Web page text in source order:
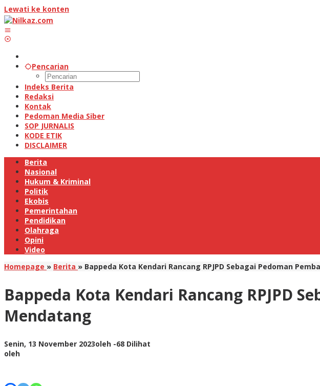
Lewati ke konten
Pencarian
Indeks Berita
Redaksi
Kontak
Pedoman Media Siber
SOP JURNALIS
KODE ETIK
DISCLAIMER
Berita
Nasional
Hukum & Kriminal
Politik
Ekobis
Pemerintahan
Pendidikan
Olahraga
Opini
Video
Homepage » Berita » Bappeda Kota Kendari Rancang RPJPD Sebagai Pedoman
Bappeda Kota Kendari Rancang RPJPD
Mendatang
Senin, 13 November 2023oleh -68 Dilihat
oleh